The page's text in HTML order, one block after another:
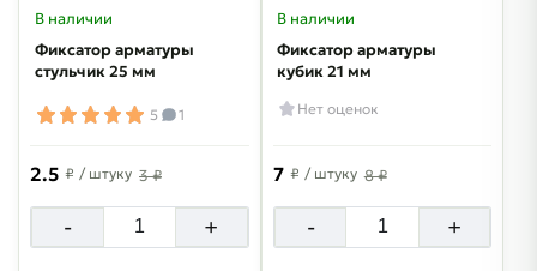
В наличии
Фиксатор арматуры
стульчик 25 мм
5 1
2.5 ₽ / штуку 3 ₽
- +
В наличии
Фиксатор арматуры
кубик 21 мм
Нет оценок
7 ₽ / штуку 8 ₽
- +